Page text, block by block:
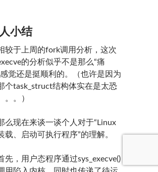
小结
于上周的fork调用分析，这次
的分析似乎不是那么“痛
觉还是挺顺利的。（也许是因为
个task_struct结构体实在是太恐
。。）
现在来谈一谈个人对于“Linux
载、启动可执行程序”的理解。
，用户态程序通过sys_execve()